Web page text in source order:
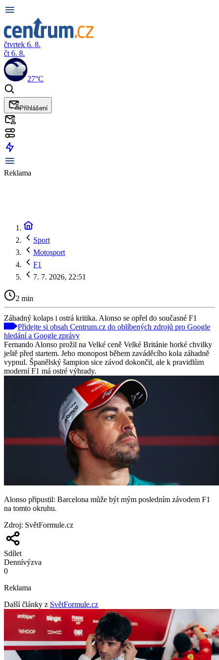
čtvrtek 6. 8.
čt 6. 8.
27°C
Přihlášení
Reklama
Sport
Motosport
F1
7. 7. 2026, 22:51
2 min
Záhadný kolaps i ostrá kritika. Alonso se opřel do současné F1
Přidejte si obsah Centrum.cz do oblíbených zdrojů pro Google
hledání a Google zprávy
Fernando Alonso prožil na Velké ceně Velké Británie horké chvilky
ještě před startem. Jeho monopost během zaváděcího kola záhadně
vypnul. Španělský šampion sice závod dokončil, ale k pravidlům
moderní F1 má ostré výhrady.
Alonso připustil: Barcelona může být mým posledním závodem F1
na tomto okruhu.
Zdroj: SvětFormule.cz
Sdílet
Dennívýzva
0
Reklama
Další články z SvětFormule.cz